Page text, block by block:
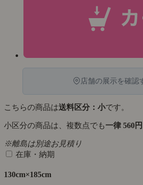
店舗の展示を確認
こちらの商品は送料区分：小です。
小区分の商品は、複数点でも一律 560円
※離島は別途お見積り
在庫・納期
130cm×185cm